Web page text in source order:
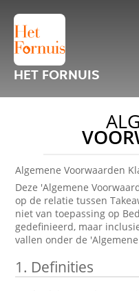
HET FORNUIS
Algemene Voorwaarden
Deze 'Algemene
op de relatie tussen
niet van toepassing op
gedefinieerd, maar
vallen onder de
1. Definities